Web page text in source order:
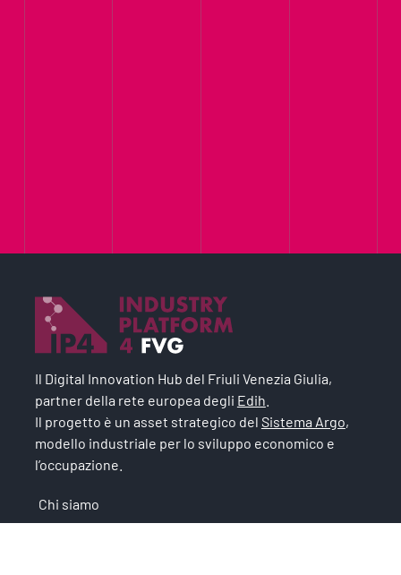
Il Digital Innovation Hub del Friuli Venezia Giulia,
partner della rete europea degli Edih
Il progetto è un asset strategico del Sistema Argo,
modello industriale per lo sviluppo economico e
l’occupazione.
Chi siamo